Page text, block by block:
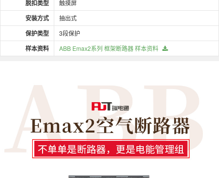
脱扣类型 触摸屏
安装方式 抽出式
保护类型 3段保护
样本资料 ABB Emax2系列 框架断路器 样本资料